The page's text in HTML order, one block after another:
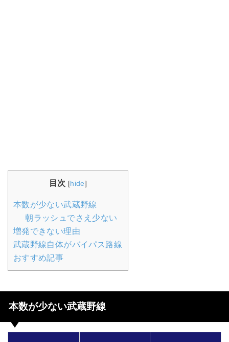
目次 [hide]
本数が少ない武蔵野線
朝ラッシュでさえ少ない
増発できない理由
武蔵野線自体がバイパス路線
おすすめ記事
本数が少ない武蔵野線